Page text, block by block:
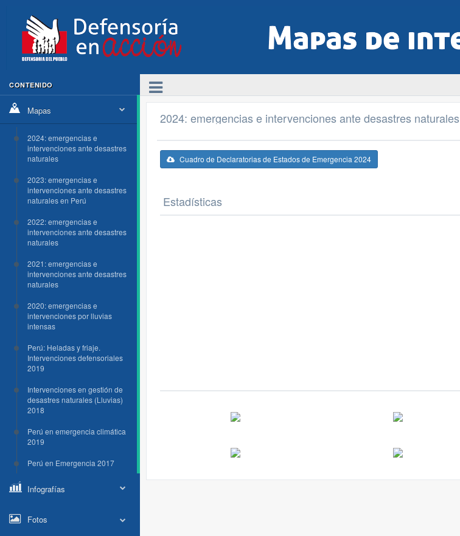
CONTENIDO
Mapas
2024: emergencias e
intervenciones ante desastres
naturales
2023: emergencias e
intervenciones ante desastres
naturales en Perú
2022: emergencias e
intervenciones ante desastres
naturales
2021: emergencias e
intervenciones ante desastres
naturales
2020: emergencias e
intervenciones por lluvias
intensas
Perú: Heladas y friaje.
Intervenciones defensoriales
2019
Intervenciones en gestión de
desastres naturales (Lluvias)
2018
Perú en emergencia climática
2019
Perú en Emergencia 2017
Infografías
Fotos
2024: emergencias e intervenciones ante desastres naturales
Cuadro de Declaratorias de Estados de Emergencia 2024
Estadísticas